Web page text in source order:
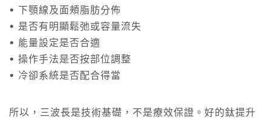
• 下顎線及面頰脂肪分佈
• 是否有明顯鬆弛或容量流失
• 能量設定是否合適
• 操作手法是否按部位調整
• 冷卻系統是否配合得當
所以，三波長是技術基礎，不是療效保證。好的鈦提升